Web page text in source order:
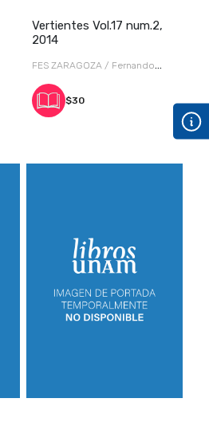
Vertientes Vol.17 num.2,
2014
FES ZARAGOZA / Fernando
Escalante
$30